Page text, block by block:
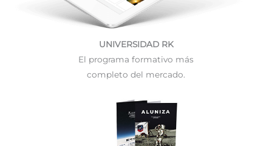
UNIVERSIDAD RK
El programa formativo más
completo del mercado.